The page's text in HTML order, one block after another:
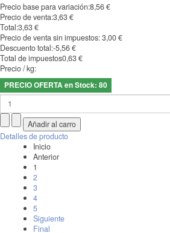
Precio base para variación:8,56 €
Precio de venta:3,63 €
Total:3,63 €
Precio de venta sin impuestos:3,00 €
Descuento total:-5,56 €
Total de impuestos0,63 €
Precio / kg:
PRECIO OFERTA en Stock: 80
Detalles de producto
Inicio
Anterior
1
2
3
4
5
Siguiente
Final